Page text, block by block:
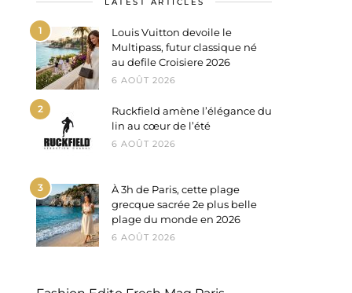
1
Louis Vuitton devoile le
Multipass, futur classique né
au defile Croisiere 2026
6 AOÛT 2026
2
Ruckfield amène l’élégance du
lin au cœur de l’été
6 AOÛT 2026
3
À 3h de Paris, cette plage
grecque sacrée 2e plus belle
plage du monde en 2026
6 AOÛT 2026